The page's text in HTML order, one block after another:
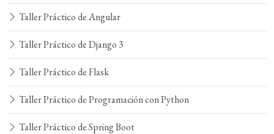
Taller Práctico de Angular
Taller Práctico de Django 3
Taller Práctico de Flask
Taller Práctico de Programación con Python
Taller Práctico de Spring Boot